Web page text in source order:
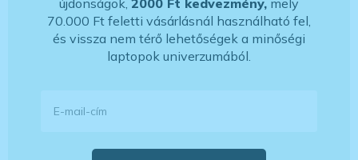
újdonságok, 2000 Ft kedvezmény, mely
70.000 Ft feletti vásárlásnál használható fel,
és vissza nem térő lehetőségek a minőségi
laptopok univerzumából.